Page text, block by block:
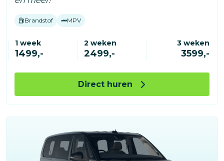
Brandstof MPV
1 week
1499,-
2 weken
2499,-
3 weken
3599,-
Direct huren